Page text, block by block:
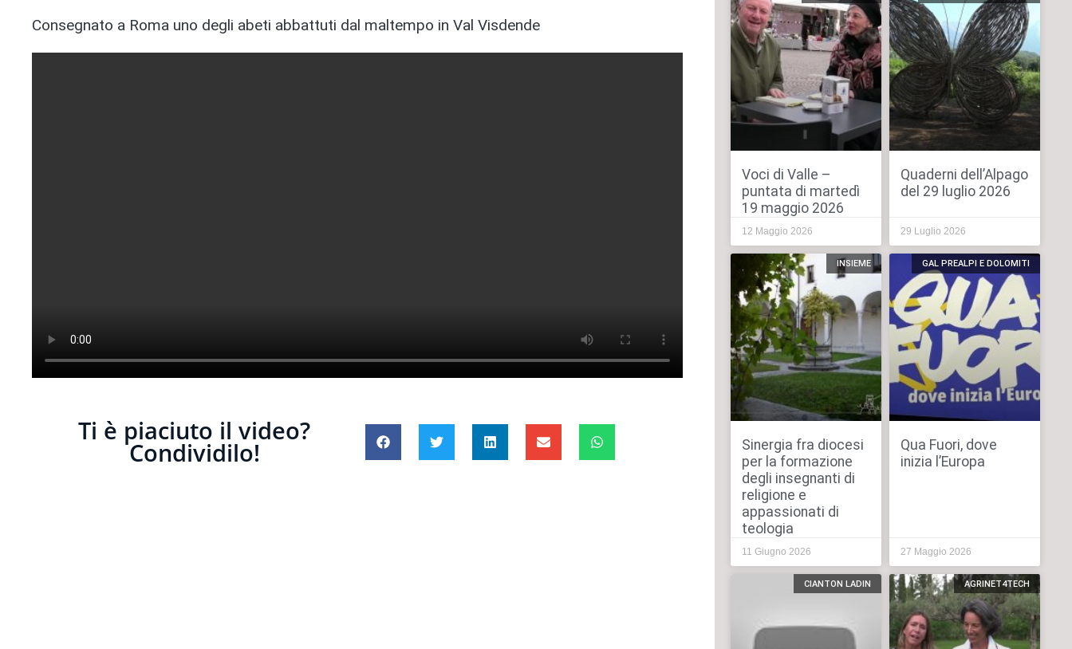
Consegnato a Roma uno degli abeti abbattuti dal maltempo in Val Visdende
Ti è piaciuto il video?
Condividilo!
Voci di Valle –
puntata di martedì
19 maggio 2026
12 Maggio 2026
Quaderni dell’Alpago
del 29 luglio 2026
29 Luglio 2026
INSIEME
Sinergia fra diocesi
per la formazione
degli insegnanti di
religione e
appassionati di
teologia
11 Giugno 2026
GAL PREALPI E DOLOMITI
Qua Fuori, dove
inizia l’Europa
27 Maggio 2026
CIANTON LADIN AGRINET4TECH